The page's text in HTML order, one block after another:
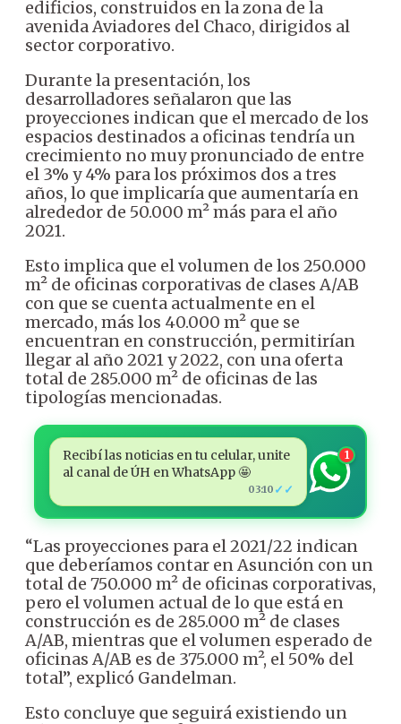
edificios, construidos en la zona de la
avenida Aviadores del Chaco, dirigidos al
sector corporativo.
Durante la presentación, los
desarrolladores señalaron que las
proyecciones indican que el mercado de los
espacios destinados a oficinas tendría un
crecimiento no muy pronunciado de entre
el 3% y 4% para los próximos dos a tres
años, lo que implicaría que aumentaría en
alrededor de 50.000 m² más para el año
2021.
Esto implica que el volumen de los 250.000
m² de oficinas corporativas de clases A/AB
con que se cuenta actualmente en el
mercado, más los 40.000 m² que se
encuentran en construcción, permitirían
llegar al año 2021 y 2022, con una oferta
total de 285.000 m² de oficinas de las
tipologías mencionadas.
Recibí las noticias en tu celular, unite
al canal de ÚH en WhatsApp 🤩
03:10 ✓✓
1
“Las proyecciones para el 2021/22 indican
que deberíamos contar en Asunción con un
total de 750.000 m² de oficinas corporativas,
pero el volumen actual de lo que está en
construcción es de 285.000 m² de clases
A/AB, mientras que el volumen esperado de
oficinas A/AB es de 375.000 m², el 50% del
total”, explicó Gandelman.
Esto concluye que seguirá existiendo un